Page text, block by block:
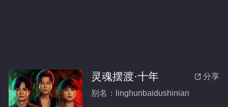
 分享
灵魂摆渡·十年
别名：linghunbaidushinian